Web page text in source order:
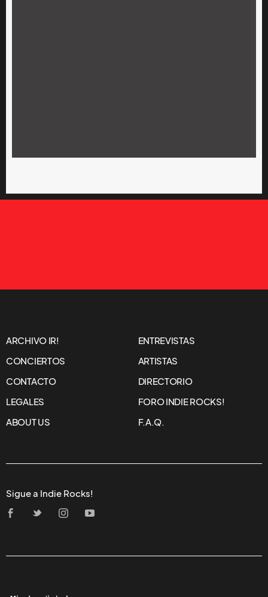
ARCHIVO IR!
ENTREVISTAS
CONCIERTOS
ARTISTAS
CONTACTO
DIRECTORIO
LEGALES
FORO INDIE ROCKS!
ABOUT US
F.A.Q.
Sigue a Indie Rocks!